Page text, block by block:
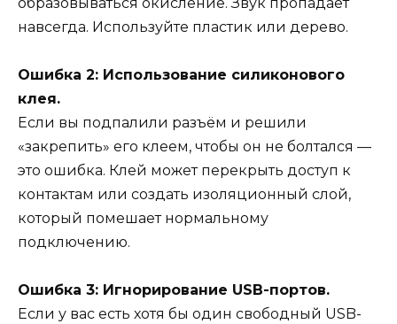
навсегда. Используйте пластик или дерево.
Ошибка 2: Использование силиконового
клея.
Если вы подпалили разъём и решили
«закрепить» его клеем, чтобы он не болтался —
это ошибка. Клей может перекрыть доступ к
контактам или создать изоляционный слой,
который помешает нормальному
подключению.
Ошибка 3: Игнорирование USB-портов.
Если у вас есть хотя бы один свободный USB-